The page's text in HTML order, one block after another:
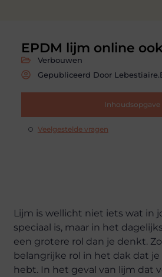
EPDM lijm online
Verbouwen
Gepubliceerd Door
Inhoudsopgave
Veelgestelde vragen
Lijm is wellicht niet iets wat in
speciaal is, maar in het
een grotere rol dan je denkt.
belangrijke rol in het dak dat
hebt. In het geval van lijm dat